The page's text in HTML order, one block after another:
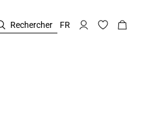
Rechercher FR